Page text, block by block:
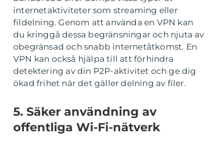
internetaktiviteter som streaming eller
fildelning. Genom att använda en VPN kan
du kringgå dessa begränsningar och njuta av
obegränsad och snabb internetåtkomst. En
VPN kan också hjälpa till att förhindra
detektering av din P2P-aktivitet och ge dig
ökad frihet när det gäller delning av filer.
5. Säker användning av
offentliga Wi-Fi-nätverk